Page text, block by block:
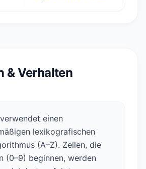
& Verhalten
einen
lexikografischen
(A–Z). Zeilen, die
(0–9) beginnen, werden